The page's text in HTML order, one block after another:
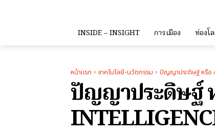
INSIDE – INSIGHT การเมือง ท่องโ
หน้าแรก เทคโนโลยี-นวัตกรรม ปัญญาประดิษฐ์ หรือ
ปัญญาประดิษฐ์